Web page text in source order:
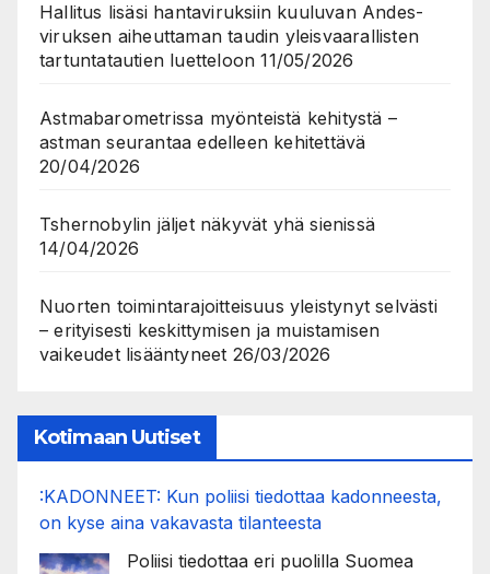
Hallitus lisäsi hantaviruksiin kuuluvan Andes-
viruksen aiheuttaman taudin yleisvaarallisten
tartuntatautien luetteloon 11/05/2026
Astmabarometrissa myönteistä kehitystä –
astman seurantaa edelleen kehitettävä
20/04/2026
Tshernobylin jäljet näkyvät yhä sienissä
14/04/2026
Nuorten toimintarajoitteisuus yleistynyt selvästi
– erityisesti keskittymisen ja muistamisen
vaikeudet lisääntyneet 26/03/2026
Kotimaan Uutiset
:KADONNEET: Kun poliisi tiedottaa kadonneesta,
on kyse aina vakavasta tilanteesta
Poliisi tiedottaa eri puolilla Suomea